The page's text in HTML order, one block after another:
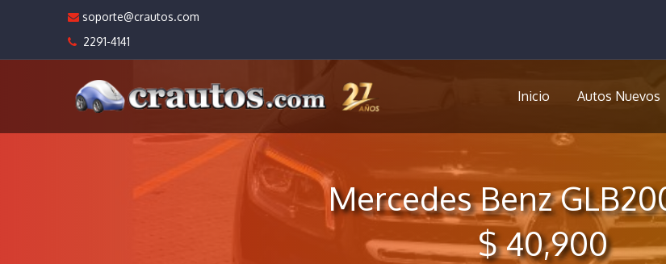
soporte@crautos.com
2291-4141
Inicio Autos Nuevos
Mercedes Benz
$ 40,900